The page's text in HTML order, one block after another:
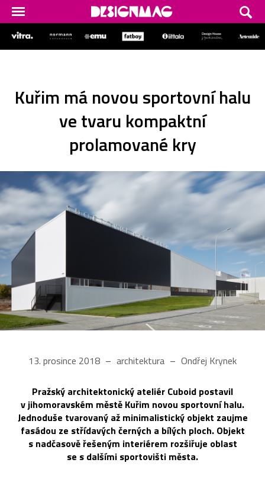
Kuřim má novou sportovní halu
ve tvaru kompaktní
prolamované kry
13. prosince 2018 architektura Ondřej Krynek
Pražský architektonický ateliér Cuboid postavil
v jihomoravském městě Kuřim novou sportovní halu.
Jednoduše tvarovaný až minimalistický objekt zaujme
fasádou ze střídavých černých a bílých ploch. Objekt
s nadčasově řešeným interiérem rozšiřuje oblast
se s dalšími sportovišti města.